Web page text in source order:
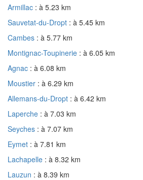
Armillac : à 5.23 km
Sauvetat-du-Dropt : à 5.45 km
Cambes : à 5.77 km
Montignac-Toupinerie : à 6.05 km
Agnac : à 6.08 km
Moustier : à 6.29 km
Allemans-du-Dropt : à 6.42 km
Laperche : à 7.03 km
Seyches : à 7.07 km
Eymet : à 7.81 km
Lachapelle : à 8.32 km
Lauzun : à 8.39 km